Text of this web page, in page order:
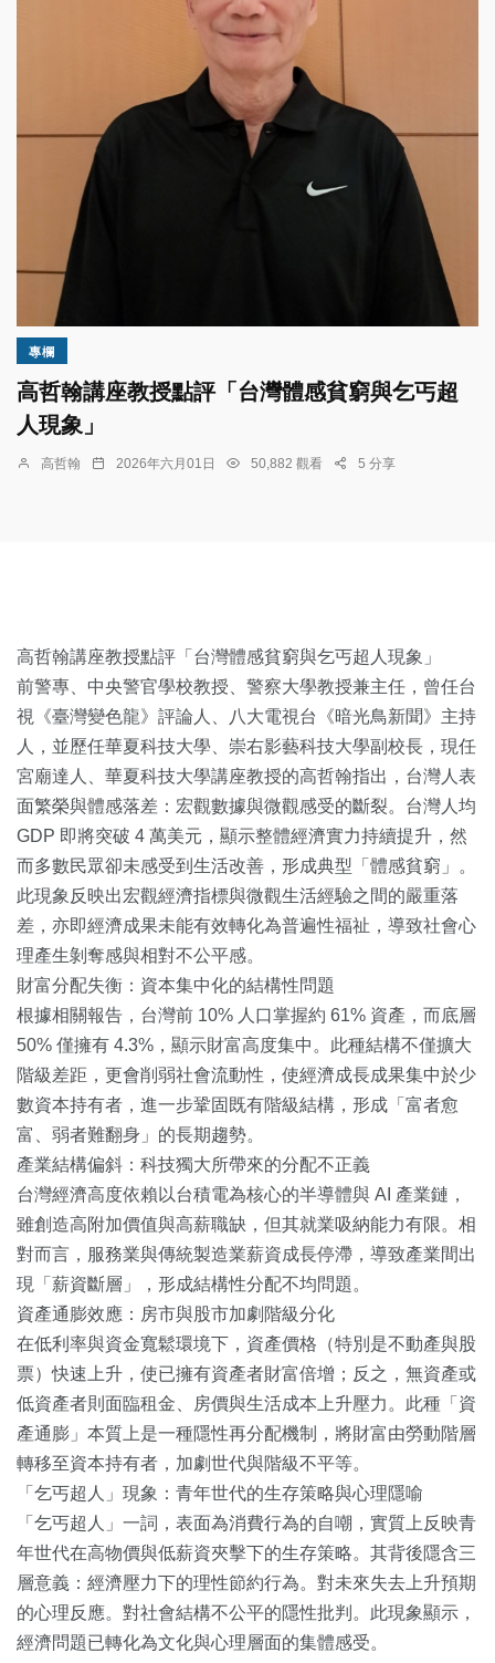
專欄
高哲翰講座教授點評「台灣體感貧窮與乞丐超
人現象」
高哲翰 2026年六月01日 50,882 觀看 5 分享
高哲翰講座教授點評「台灣體感貧窮與乞丐超人現象」
前警專、中央警官學校教授、警察大學教授兼主任，曾任台
視《臺灣變色龍》評論人、八大電視台《暗光鳥新聞》主持
人，並歷任華夏科技大學、崇右影藝科技大學副校長，現任
宮廟達人、華夏科技大學講座教授的高哲翰指出，台灣人表
面繁榮與體感落差：宏觀數據與微觀感受的斷裂。台灣人均
GDP 即將突破 4 萬美元，顯示整體經濟實力持續提升，然
而多數民眾卻未感受到生活改善，形成典型「體感貧窮」。
此現象反映出宏觀經濟指標與微觀生活經驗之間的嚴重落
差，亦即經濟成果未能有效轉化為普遍性福祉，導致社會心
理產生剝奪感與相對不公平感。
財富分配失衡：資本集中化的結構性問題
根據相關報告，台灣前 10% 人口掌握約 61% 資產，而底層
50% 僅擁有 4.3%，顯示財富高度集中。此種結構不僅擴大
階級差距，更會削弱社會流動性，使經濟成長成果集中於少
數資本持有者，進一步鞏固既有階級結構，形成「富者愈
富、弱者難翻身」的長期趨勢。
產業結構偏斜：科技獨大所帶來的分配不正義
台灣經濟高度依賴以台積電為核心的半導體與 AI 產業鏈，
雖創造高附加價值與高薪職缺，但其就業吸納能力有限。相
對而言，服務業與傳統製造業薪資成長停滯，導致產業間出
現「薪資斷層」，形成結構性分配不均問題。
資產通膨效應：房市與股市加劇階級分化
在低利率與資金寬鬆環境下，資產價格（特別是不動產與股
票）快速上升，使已擁有資產者財富倍增；反之，無資產或
低資產者則面臨租金、房價與生活成本上升壓力。此種「資
產通膨」本質上是一種隱性再分配機制，將財富由勞動階層
轉移至資本持有者，加劇世代與階級不平等。
「乞丐超人」現象：青年世代的生存策略與心理隱喻
「乞丐超人」一詞，表面為消費行為的自嘲，實質上反映青
年世代在高物價與低薪資夾擊下的生存策略。其背後隱含三
層意義：經濟壓力下的理性節約行為。對未來失去上升預期
的心理反應。對社會結構不公平的隱性批判。此現象顯示，
經濟問題已轉化為文化與心理層面的集體感受。